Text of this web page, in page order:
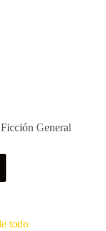
Ficción General